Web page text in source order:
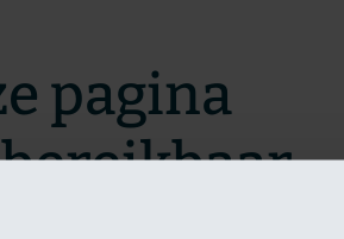
pagina